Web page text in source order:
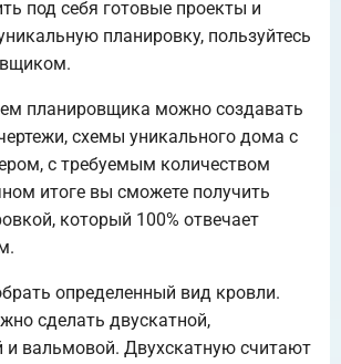
под себя готовые проекты и
планировку, пользуйтесь
планировщика можно создавать
схемы уникального дома с
с требуемым количеством
итоге вы сможете получить
который 100% отвечает
определенный вид кровли.
сделать двускатной,
и вальмовой. Двухскатную считают